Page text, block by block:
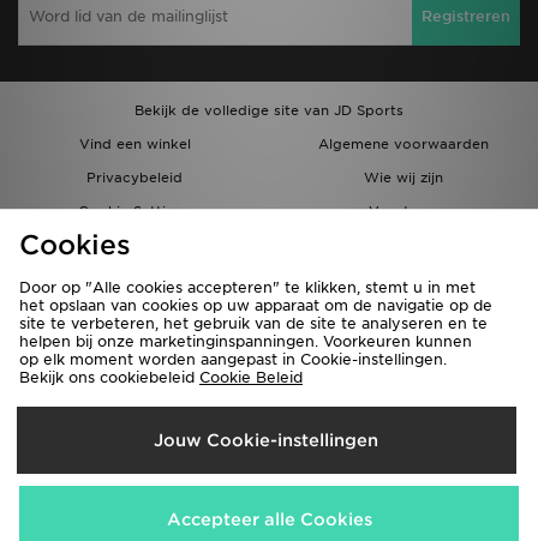
Registreren
Bekijk de volledige site van JD Sports
Vind een winkel
Algemene voorwaarden
Privacybeleid
Wie wij zijn
Cookie Settings
Vacatures
Bestellingen en Levering
Verzenden Naar
België
Wij accepteren de volgende betaalmethoden
Cookies
Door op "Alle cookies accepteren" te klikken, stemt u in met
het opslaan van cookies op uw apparaat om de navigatie op de
site te verbeteren, het gebruik van de site te analyseren en te
helpen bij onze marketinginspanningen. Voorkeuren kunnen
op elk moment worden aangepast in Cookie-instellingen.
Bekijk ons cookiebeleid Cookie Beleid
Jouw Cookie-instellingen
Accepteer alle Cookies